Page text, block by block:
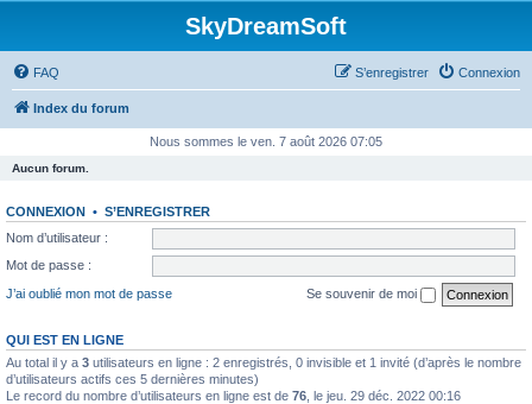
SkyDreamSoft
FAQ Connexion
S’enregistrer
Index du forum
Nous sommes le ven. 7 août 2026 07:05
Aucun forum.
CONNEXION • S’ENREGISTRER
Nom d’utilisateur :
Mot de passe :
J’ai oublié mon mot de passe
Se souvenir de moi
QUI EST EN LIGNE
Au total il y a 3 utilisateurs en ligne : 2 enregistrés, 0 invisible et 1 invité (d’après le nombre
d’utilisateurs actifs ces 5 dernières minutes)
Le record du nombre d’utilisateurs en ligne est de 76 , le jeu. 29 déc. 2022 00:16